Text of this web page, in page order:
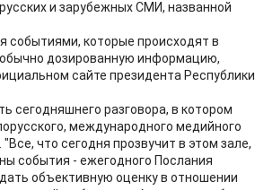
и зарубежных СМИ, названной
событиями, которые происходят в
дозированную информацию,
сайте президента Республики
сегодняшнего разговора, в котором
международного медийного
что сегодня прозвучит в этом зале,
события - ежегодного Послания
объективную оценку в отношении